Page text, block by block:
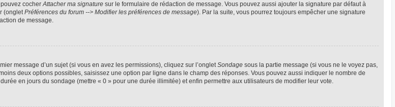
pouvez cocherAttacher ma signature sur le formulaire de rédaction de message. Vous pouvez aussi ajouter la signature par défaut à
(ongletPréférences du forum --> Modifier les préférences de message). Par la suite, vous pourrez toujours empêcher une signature
de message.
message d’un sujet (si vous en avez les permissions), cliquez sur l’ongletSondage sous la partie message (si vous ne le voyez pas,
deux options possibles, saisissez une option par ligne dans le champ des réponses. Vous pouvez aussi indiquer le nombre de
en jours du sondage (mettre « 0 » pour une durée illimitée) et enfin permettre aux utilisateurs de modifier leur vote.